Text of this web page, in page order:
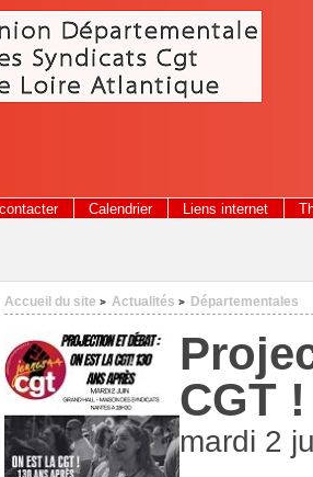
Calendrier Liens internet
Accueil du site > Actualités > Départementales
CGT
mardi 2